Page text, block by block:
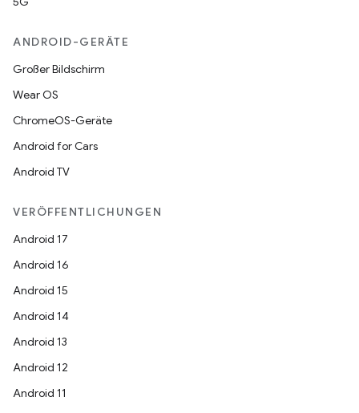
ANDROID-GERÄTE
Großer Bildschirm
Wear OS
ChromeOS-Geräte
Android for Cars
Android TV
VERÖFFENTLICHUNGEN
Android 17
Android 16
Android 15
Android 14
Android 13
Android 12
Android 11